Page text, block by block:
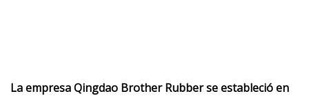
La empresa Qingdao Brother Rubber se estableció en